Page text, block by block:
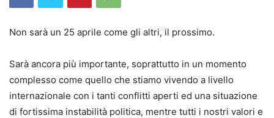
Non sarà un 25 aprile come gli altri, il prossimo.
Sarà ancora più importante, soprattutto in un momento
complesso come quello che stiamo vivendo a livello
internazionale con i tanti conflitti aperti ed una situazione
di fortissima instabilità politica, mentre tutti i nostri valori e